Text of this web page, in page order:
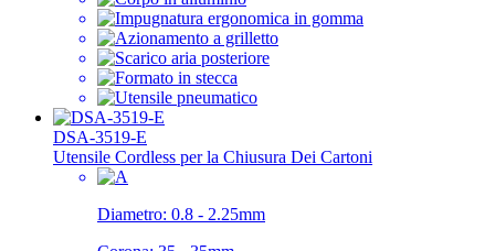
DSA-3519-E
Utensile Cordless per la Chiusura Dei Cartoni
Diametro: 0.8 - 2.25mm